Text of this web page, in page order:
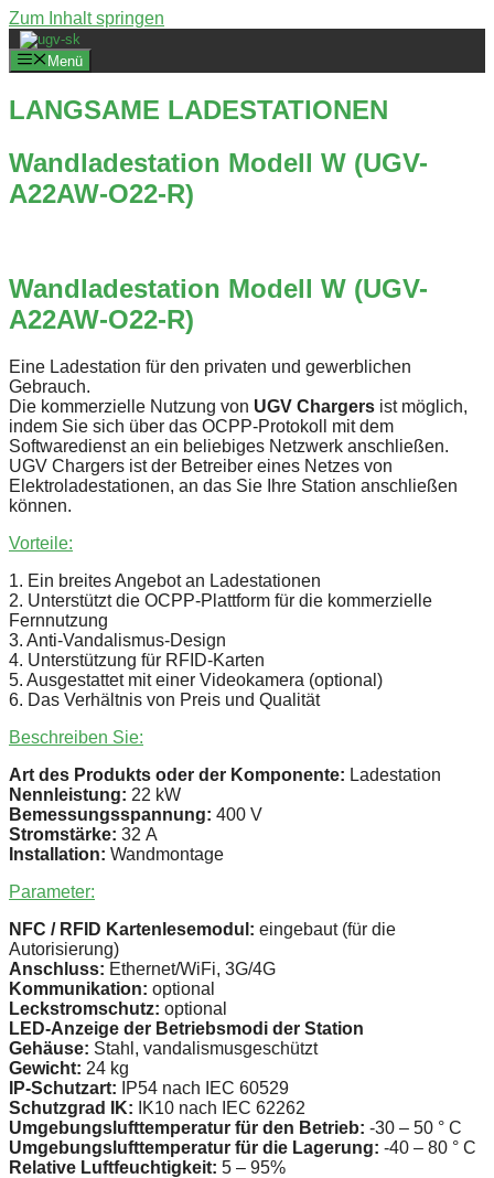
Zum Inhalt springen
Menü
LANGSAME LADESTATIONEN
Wandladestation Modell W (UGV-
A22AW-O22-R)
Wandladestation Modell W (UGV-
A22AW-O22-R)
Eine Ladestation für den privaten und gewerblichen
Gebrauch.
Die kommerzielle Nutzung von UGV Chargers ist möglich,
indem Sie sich über das OCPP-Protokoll mit dem
Softwaredienst an ein beliebiges Netzwerk anschließen.
UGV Chargers ist der Betreiber eines Netzes von
Elektroladestationen, an das Sie Ihre Station anschließen
können.
Vorteile:
1. Ein breites Angebot an Ladestationen
2. Unterstützt die OCPP-Plattform für die kommerzielle
Fernnutzung
3. Anti-Vandalismus-Design
4. Unterstützung für RFID-Karten
5. Ausgestattet mit einer Videokamera (optional)
6. Das Verhältnis von Preis und Qualität
Beschreiben Sie:
Art des Produkts oder der Komponente: Ladestation
Nennleistung: 22 kW
Bemessungsspannung: 400 V
Stromstärke: 32 А
Installation: Wandmontage
Parameter:
NFC / RFID Kartenlesemodul: eingebaut (für die
Autorisierung)
Anschluss: Ethernet/WiFi, 3G/4G
Kommunikation: optional
Leckstromschutz: optional
LED-Anzeige der Betriebsmodi der Station
Gehäuse: Stahl, vandalismusgeschützt
Gewicht: 24 kg
IP-Schutzart: IP54 nach IEC 60529
Schutzgrad IK: IK10 nach IEC 62262
Umgebungslufttemperatur für den Betrieb: -30 – 50 ° C
Umgebungslufttemperatur für die Lagerung: -40 – 80 ° C
Relative Luftfeuchtigkeit: 5 – 95%